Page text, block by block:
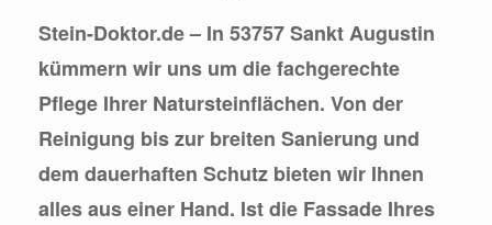
Stein-Doktor.de – In 53757 Sankt Augustin
kümmern wir uns um die fachgerechte
Pflege Ihrer Natursteinflächen. Von der
Reinigung bis zur breiten Sanierung und
dem dauerhaften Schutz bieten wir Ihnen
alles aus einer Hand. Ist die Fassade Ihres